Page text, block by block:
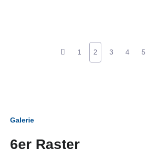
1 2 3 4 5
Galerie
6er Raster